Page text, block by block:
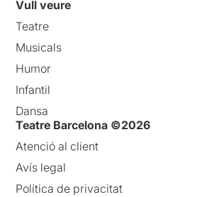
Vull veure
Teatre
Musicals
Humor
Infantil
Dansa
Teatre Barcelona ©2026
Atenció al client
Avís legal
Política de privacitat